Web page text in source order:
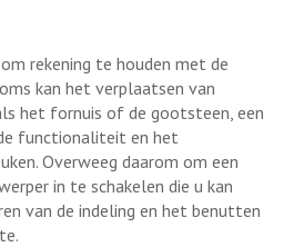
rekening te houden met de
kan het verplaatsen van
het fornuis of de gootsteen, een
functionaliteit en het
Overweeg daarom om een
in te schakelen die u kan
van de indeling en het benutten